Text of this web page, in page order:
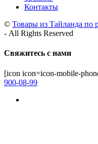
Контакты
© Товары из Тайланда по
- All Rights Reserved
Свяжитесь с нами
[icon icon=icon-mobile-
900-08-99